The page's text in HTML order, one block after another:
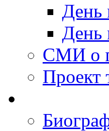
День
День
СМИ о
Проект